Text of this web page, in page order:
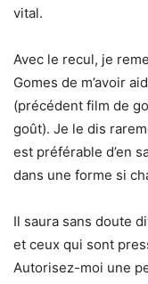
vital.
Avec le recul, je
Gomes de m’avoir
(précédent film de
goût). Je le dis
est préférable d’en
dans une forme si
Il saura sans doute
et ceux qui sont
Autorisez-moi une